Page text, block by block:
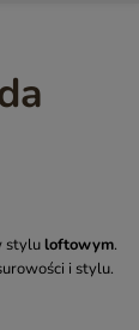
DREWNIANE
LOFT
stylu loftowym.
i stylu.